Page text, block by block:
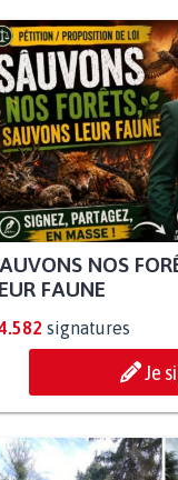
NOS
FAUNE
signatures
Je